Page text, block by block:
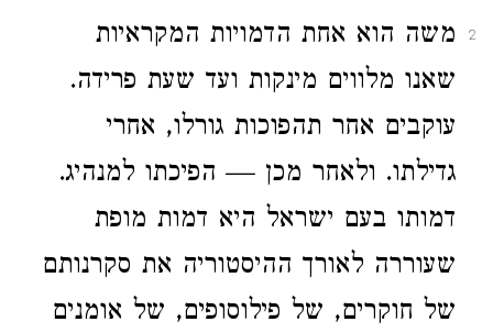
2
משה הוא אחת הדמויות המקראיות
שאנו מלווים מינקות ועד שעת פרידה.
עוקבים אחר תהפוכות גורלו, אחרי
גדילתו. ולאחר מכן — הפיכתו למנהיג.
דמותו בעם ישראל היא דמות מופת
שעוררה לאורך ההיסטוריה את סקרנותם
של חוקרים, של פילוסופים, של אומנים